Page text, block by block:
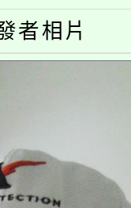
選結果
年度第
選結果(
學推廣
通分析基
輔導中心
、社會
者相片